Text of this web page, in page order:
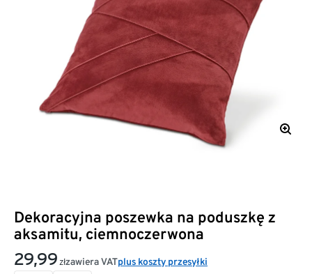
Dekoracyjna poszewka na poduszkę z
aksamitu, ciemnoczerwona
29,99 złzawiera VATplus koszty przesyłki